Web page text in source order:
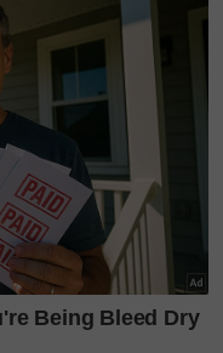
timang anak
kehamilan
anak
dosa buat
rumah tangga
anak pertama